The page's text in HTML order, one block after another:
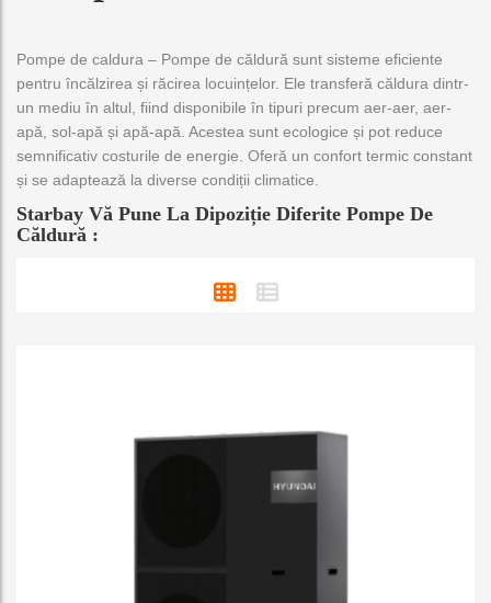
c
a
t
e
g
o
i
e
Pompe de caldura – Pompe de căldură sunt sisteme eficiente
pentru încălzirea și răcirea locuințelor. Ele transferă căldura dintr-
un mediu în altul, fiind disponibile în tipuri precum aer-aer, aer-
apă, sol-apă și apă-apă. Acestea sunt ecologice și pot reduce
semnificativ costurile de energie. Oferă un confort termic constant
și se adaptează la diverse condiții climatice.
Starbay Vă Pune La Dipoziție Diferite Pompe De
Căldură :